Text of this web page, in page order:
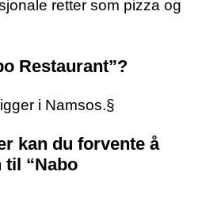
retter som pizza og
Restaurant”?
i Namsos.§
kan du forvente å
til “Nabo